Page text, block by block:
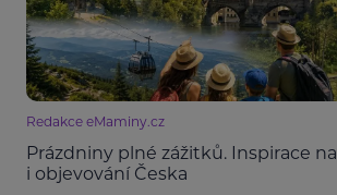
Redakce eMaminy.cz
Prázdniny plné zážitků. Inspirace
i objevování Česka